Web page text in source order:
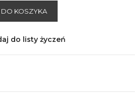
KOSZYKA
do listy życzeń